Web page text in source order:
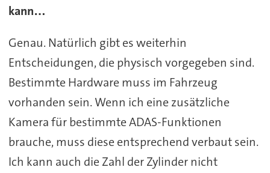
kann…
Genau. Natürlich gibt es weiterhin
Entscheidungen, die physisch vorgegeben sind.
Bestimmte Hardware muss im Fahrzeug
vorhanden sein. Wenn ich eine zusätzliche
Kamera für bestimmte ADAS-Funktionen
brauche, muss diese entsprechend verbaut sein.
Ich kann auch die Zahl der Zylinder nicht